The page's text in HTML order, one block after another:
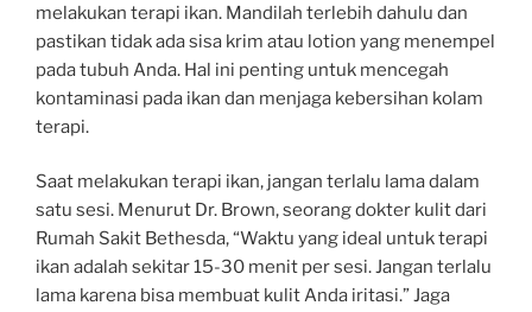
melakukan terapi ikan. Mandilah terlebih dahulu dan
pastikan tidak ada sisa krim atau lotion yang menempel
pada tubuh Anda. Hal ini penting untuk mencegah
kontaminasi pada ikan dan menjaga kebersihan kolam
terapi.
Saat melakukan terapi ikan, jangan terlalu lama dalam
satu sesi. Menurut Dr. Brown, seorang dokter kulit dari
Rumah Sakit Bethesda, “Waktu yang ideal untuk terapi
ikan adalah sekitar 15-30 menit per sesi. Jangan terlalu
lama karena bisa membuat kulit Anda iritasi.” Jaga